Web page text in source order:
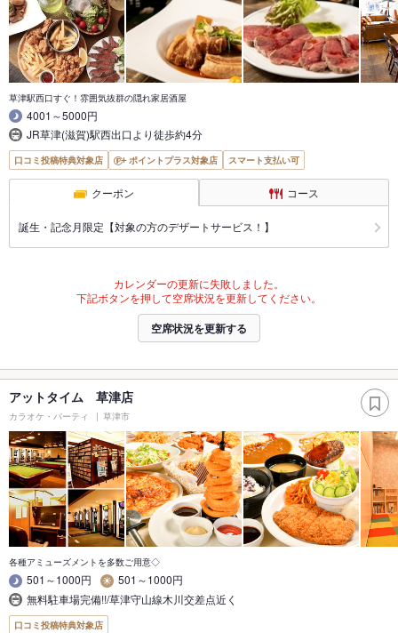
草津駅西口すぐ！雰囲気抜群の隠れ家居酒屋
4001～5000円
JR草津(滋賀)駅西出口より徒歩約4分
口コミ投稿特典対象店 ポイントプラス対象店 スマート支払い可
クーポン コース
誕生・記念月限定【対象の方のデザートサービス！】
カレンダーの更新に失敗しました。
下記ボタンを押して空席状況を更新してください。
空席状況を更新する
アットタイム 草津店
カラオケ・パーティ 草津市
各種アミューズメントを多数ご用意◇
501～1000円
501～1000円
無料駐車場完備!!/草津守山線木川交差点近く
口コミ投稿特典対象店